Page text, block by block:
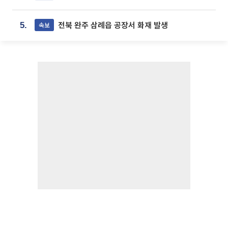
5. 속보 전북 완주 삼례읍 공장서 화재 발생